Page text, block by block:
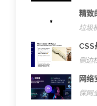
精致
垃圾
CSS
侧边
网络
保网